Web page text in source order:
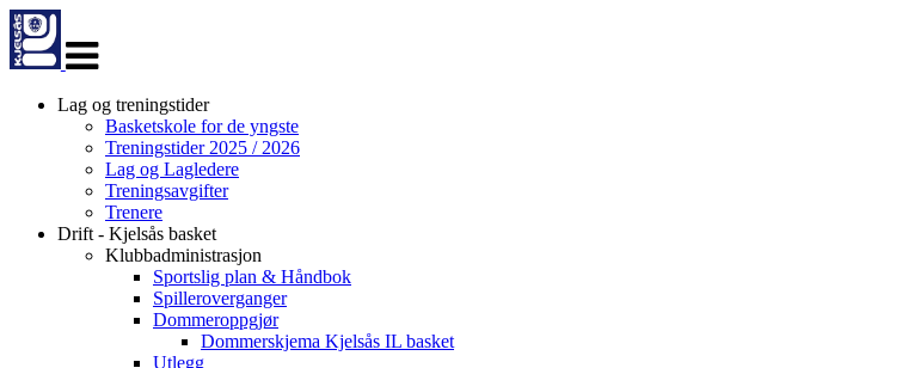
navigasjon
Lag og treningstider
Basketskole for de yngste
Treningstider 2025 / 2026
Lag og Lagledere
Treningsavgifter
Trenere
Drift - Kjelsås basket
Klubbadministrasjon
Sportslig plan & Håndbok
Spilleroverganger
Dommeroppgjør
Dommerskjema Kjelsås IL basket
Utlegg